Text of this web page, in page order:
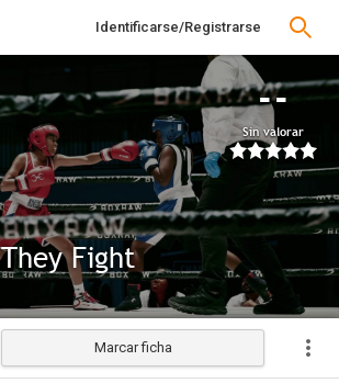
Identificarse/Registrarse
--
Sin valorar
They Fight
Marcar ficha